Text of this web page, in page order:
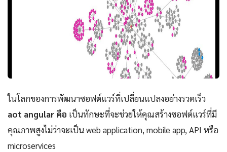
ในโลกของการพัฒนาซอฟต์แวร์ที่เปลี่ยนแปลงอย่างรวดเร็ว
aot angular คือ เป็นทักษะที่จะช่วยให้คุณสร้างซอฟต์แวร์ที่มี
คุณภาพสูงไม่ว่าจะเป็น web application, mobile app, API หรือ
microservices